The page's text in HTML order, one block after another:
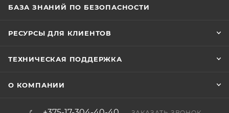
БАЗА ЗНАНИЙ ПО БЕЗОПАСНОСТИ
РЕСУРСЫ ДЛЯ КЛИЕНТОВ
ТЕХНИЧЕСКАЯ ПОДДЕРЖКА
О КОМПАНИИ